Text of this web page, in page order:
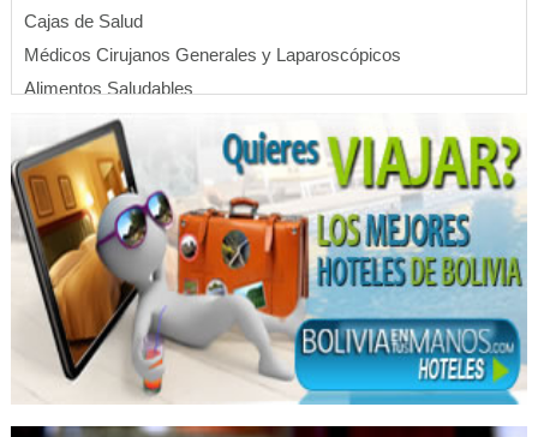
Cajas de Salud
Médicos Cirujanos Generales y Laparoscópicos
Alimentos Saludables
Salud Integral
Emergencias
Farmacias
Salud: Centros Médicos
Salud: Hospitales
Auxilio Médico
Resonancia Magnética
Cardiología
Médicos Cardiólogos
Médicos Pediatras